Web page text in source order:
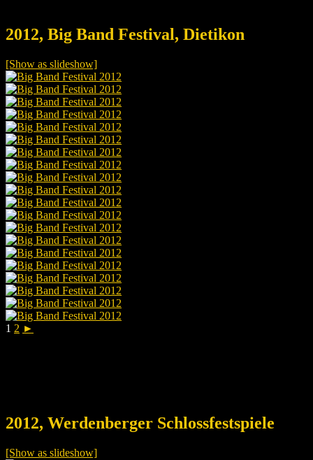
2012, Big Band Festival, Dietikon
[Show as slideshow]
1 2 ►
2012, Werdenberger Schlossfestspiele
[Show as slideshow]